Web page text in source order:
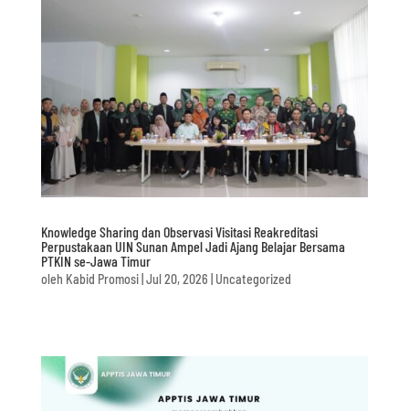
Knowledge Sharing dan Observasi Visitasi Reakreditasi
Perpustakaan UIN Sunan Ampel Jadi Ajang Belajar Bersama
PTKIN se-Jawa Timur
oleh Kabid Promosi| Jul 20, 2026 Uncategorized